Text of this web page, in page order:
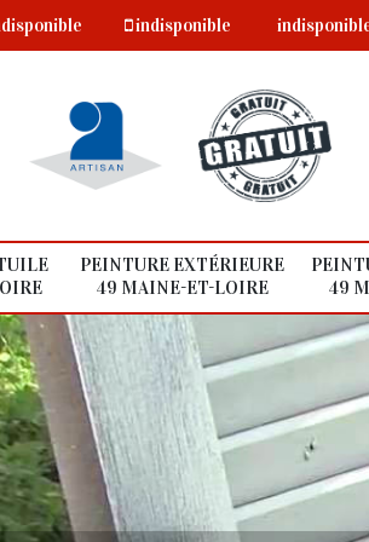
indisponible
PEINTURE EXTÉRIEURE
49 MAINE-ET-LOIRE
49